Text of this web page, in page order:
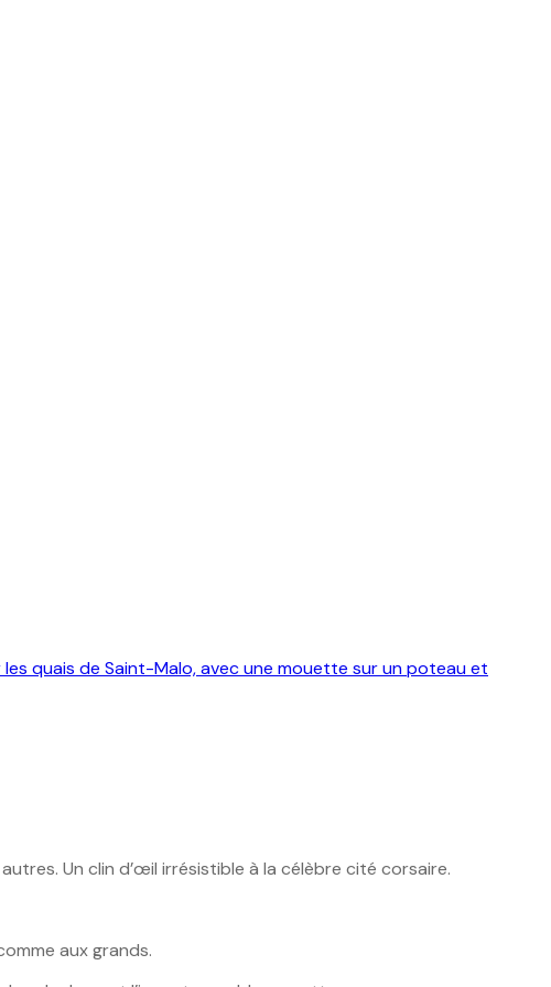
Un clin d’œil irrésistible à la célèbre cité corsaire.
aux grands.